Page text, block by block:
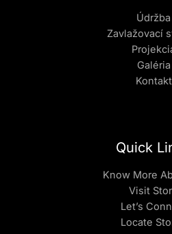
Údržba
Zavlažovací
Galéria
Kontakt
Quick
Know More
Visit
Let’s
Locate